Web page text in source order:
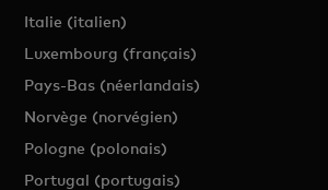
Italie (italien)
Luxembourg (français)
Pays-Bas (néerlandais)
Norvège (norvégien)
Pologne (polonais)
Portugal (portugais)